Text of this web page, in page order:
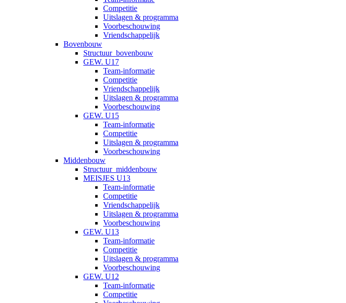
Competitie
Uitslagen & programma
Voorbeschouwing
Vriendschappelijk
Bovenbouw
Structuur_bovenbouw
GEW. U17
Team-informatie
Competitie
Vriendschappelijk
Uitslagen & programma
Voorbeschouwing
GEW. U15
Team-informatie
Competitie
Uitslagen & programma
Voorbeschouwing
Middenbouw
Structuur_middenbouw
MEISJES U13
Team-informatie
Competitie
Vriendschappelijk
Uitslagen & programma
Voorbeschouwing
GEW. U13
Team-informatie
Competitie
Uitslagen & programma
Voorbeschouwing
GEW. U12
Team-informatie
Competitie